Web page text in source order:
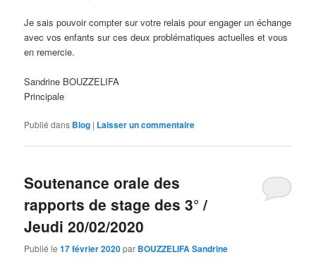
Je sais pouvoir compter sur votre relais pour engager un échange
avec vos enfants sur ces deux problématiques actuelles et vous
en remercie.
Sandrine BOUZZELIFA
Principale
Publié dans Blog | Laisser un commentaire
Soutenance orale des
rapports de stage des 3° /
Jeudi 20/02/2020
Publié le17 février 2020par BOUZZELIFA Sandrine